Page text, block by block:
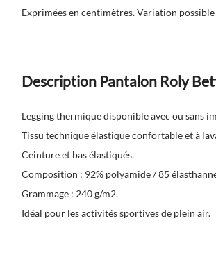
Exprimées en centimètres. Variation possible
Description Pantalon Roly
Legging thermique disponible avec ou sans
Tissu technique élastique confortable et à
Ceinture et bas élastiqués.
Composition : 92% polyamide / 85
Grammage : 240 g/m2.
Idéal pour les activités sportives de plein air.